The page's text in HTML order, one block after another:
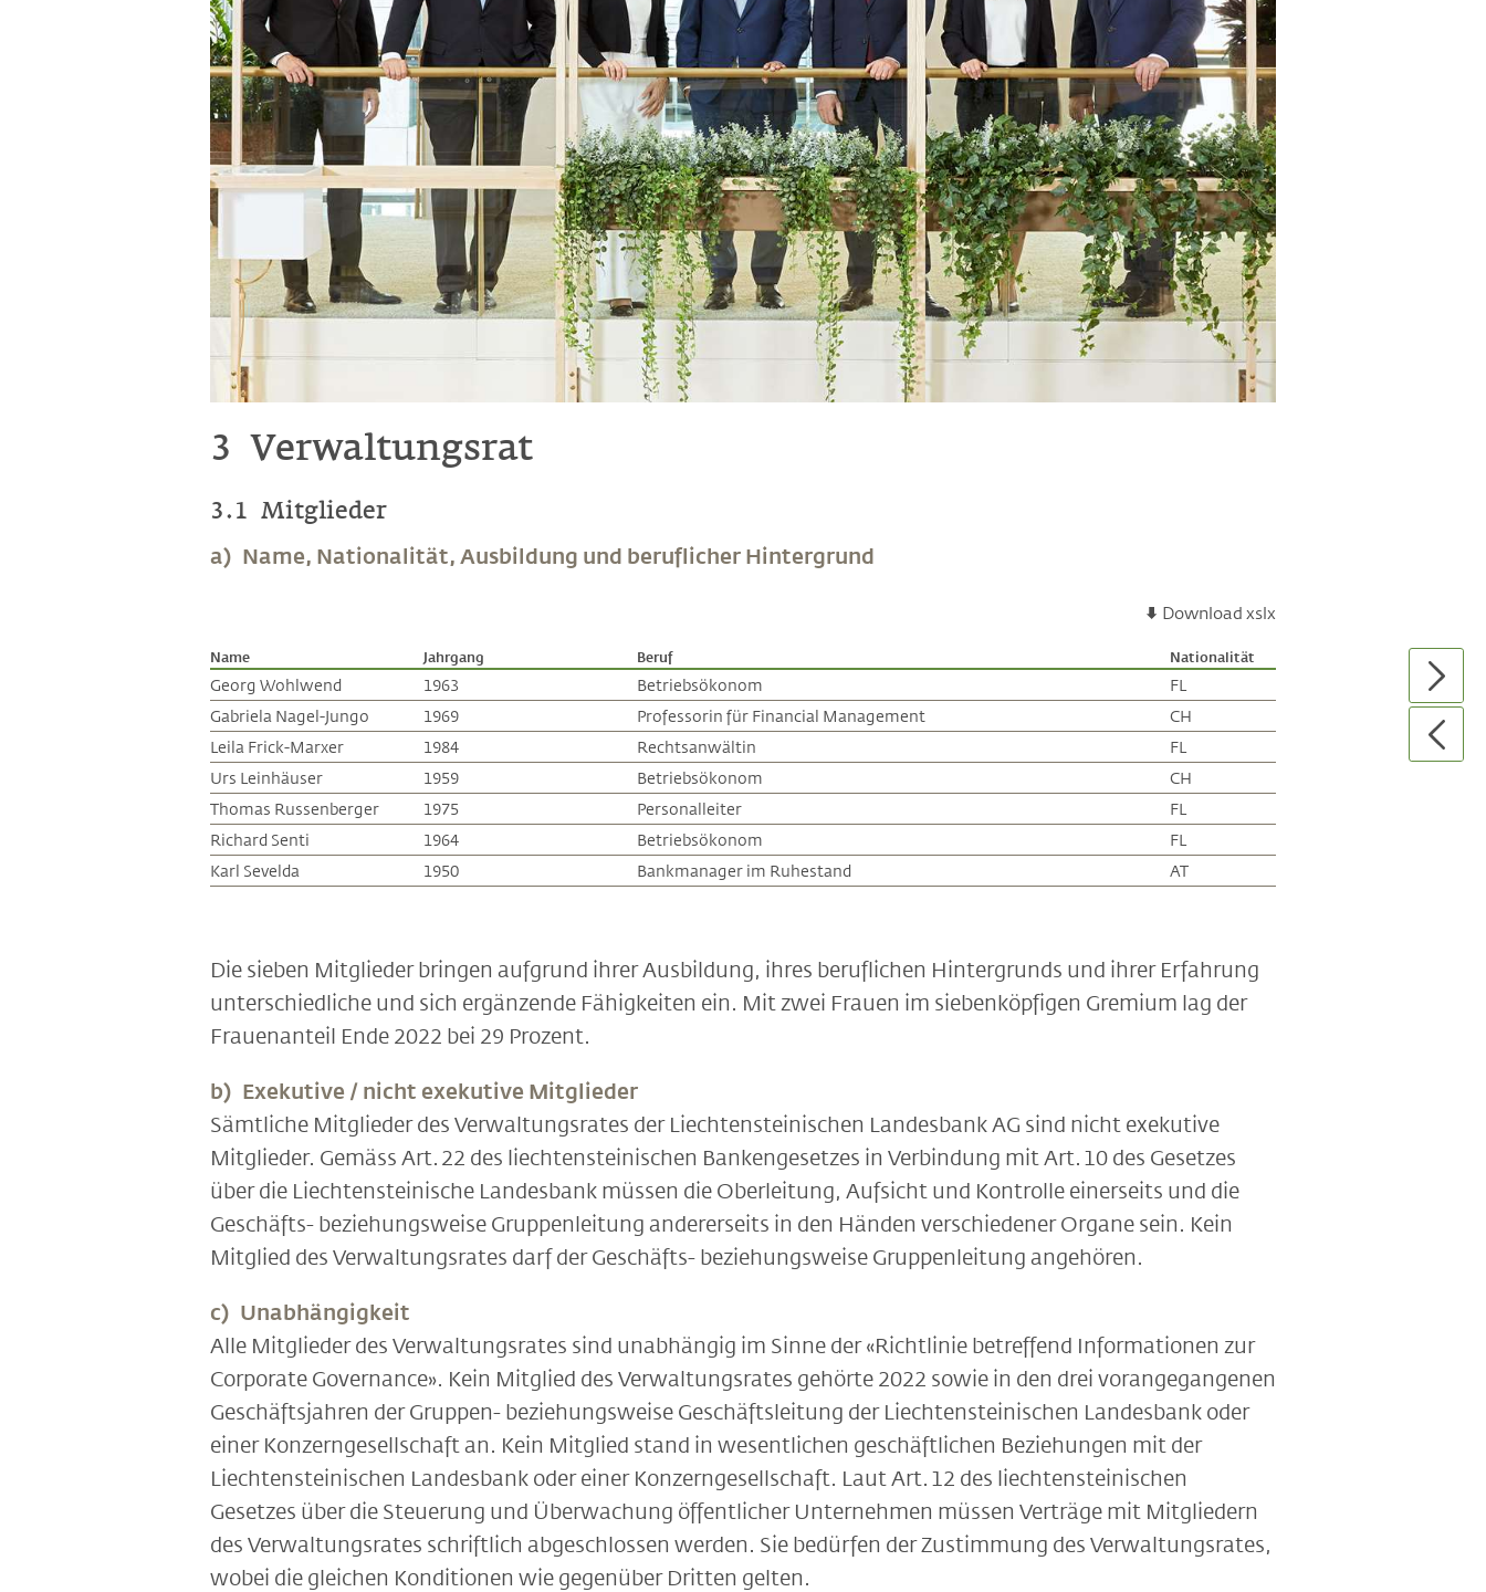
3 Verwaltungsrat
3.1 Mitglieder
a) Name, Nationalität, Ausbildung und beruflicher Hintergrund
Download xslx
Name Jahrgang Beruf Nationalität
Georg Wohlwend 1963 Betriebsökonom
FL
Gabriela Nagel-Jungo
1969 Professorin für Financial Management
CH
Leila Frick-Marxer
1984 Rechtsanwältin
FL
Urs Leinhäuser
1959 Betriebsökonom
CH
Thomas Russenberger
1975 Personalleiter
FL
Richard Senti
1964 Betriebsökonom
FL
Karl Sevelda
1950 Bankmanager im Ruhestand AT
Die sieben Mitglieder bringen aufgrund ihrer Ausbildung, ihres beruflichen Hintergrunds und ihrer Erfahrung
unterschiedliche und sich ergänzende Fähigkeiten ein. Mit zwei Frauen im siebenköpfigen Gremium lag der
Frauenanteil Ende 2022 bei 29 Prozent.
b) Exekutive / nicht exekutive Mitglieder
Sämtliche Mitglieder des Verwaltungsrates der Liechtensteinischen Landesbank AG sind nicht exekutive
Mitglieder. Gemäss Art. 22 des liechtensteinischen Bankengesetzes in Verbindung mit Art. 10 des Gesetzes
über die Liechtensteinische Landesbank müssen die Oberleitung, Aufsicht und Kontrolle einerseits und die
Geschäfts- beziehungsweise Gruppenleitung andererseits in den Händen verschiedener Organe sein. Kein
Mitglied des Verwaltungsrates darf der Geschäfts- beziehungsweise Gruppenleitung angehören.
c) Unabhängigkeit
Alle Mitglieder des Verwaltungsrates sind unabhängig im Sinne der «Richtlinie betreffend Informationen zur
Corporate Governance». Kein Mitglied des Verwaltungsrates gehörte 2022 sowie in den drei vorangegangenen
Geschäftsjahren der Gruppen- beziehungsweise Geschäftsleitung der Liechtensteinischen Landesbank oder
einer Konzerngesellschaft an. Kein Mitglied stand in wesentlichen geschäftlichen Beziehungen mit der
Liechtensteinischen Landesbank oder einer Konzerngesellschaft. Laut Art. 12 des liechtensteinischen
Gesetzes über die Steuerung und Überwachung öffentlicher Unternehmen müssen Verträge mit Mitgliedern
des Verwaltungsrates schriftlich abgeschlossen werden. Sie bedürfen der Zustimmung des Verwaltungsrates,
wobei die gleichen Konditionen wie gegenüber Dritten gelten.